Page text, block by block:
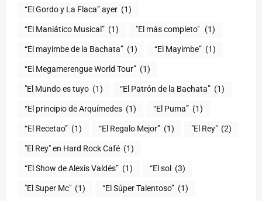
“El Gordo y La Flaca” ayer (1)
“El Maniático Musical” (1) "El más completo" ​ (1)
“El mayimbe de la Bachata” (1) “El Mayimbe” (1)
“El Megamerengue World Tour” (1)
"El Mundo es tuyo (1) “El Patrón de la Bachata” (1)
“El principio de Arquímedes (1) “El Puma” (1)
“El Recetao” (1) “El Regalo Mejor” (1) "El Rey" (2)
"El Rey" en Hard Rock Café (1)
“El Show de Alexis Valdés” (1) “El sol (3)
"El Super Mc" (1) (1)